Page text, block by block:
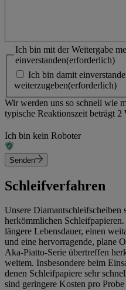
Ich bin mit der Weitergabe
einverstanden(erforderlich)
Ich bin damit
weiterzugeben(erforderlich)
Wir werden uns so schnell wie
typische Reaktionszeit beträgt 2
Ich bin kein Roboter
Senden
Schleifverfahren
Unsere Diamantschleifscheiben
herkömmlichen
längere Lebensdauer, einen
und eine hervorragende, plane
Aka-Piatto-Serie übertreffen
weitem. Insbesondere beim
denen Schleifpapiere sehr
sind geringere Kosten pro